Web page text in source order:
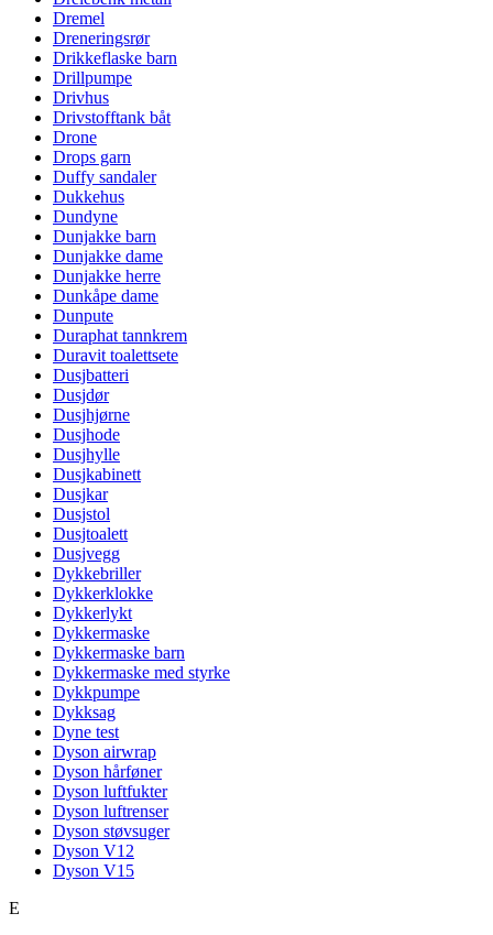
Dremel
Dreneringsrør
Drikkeflaske barn
Drillpumpe
Drivhus
Drivstofftank båt
Drone
Drops garn
Duffy sandaler
Dukkehus
Dundyne
Dunjakke barn
Dunjakke dame
Dunjakke herre
Dunkåpe dame
Dunpute
Duraphat tannkrem
Duravit toalettsete
Dusjbatteri
Dusjdør
Dusjhjørne
Dusjhode
Dusjhylle
Dusjkabinett
Dusjkar
Dusjstol
Dusjtoalett
Dusjvegg
Dykkebriller
Dykkerklokke
Dykkerlykt
Dykkermaske
Dykkermaske barn
Dykkermaske med styrke
Dykkpumpe
Dykksag
Dyne test
Dyson airwrap
Dyson hårføner
Dyson luftfukter
Dyson luftrenser
Dyson støvsuger
Dyson V12
Dyson V15
E